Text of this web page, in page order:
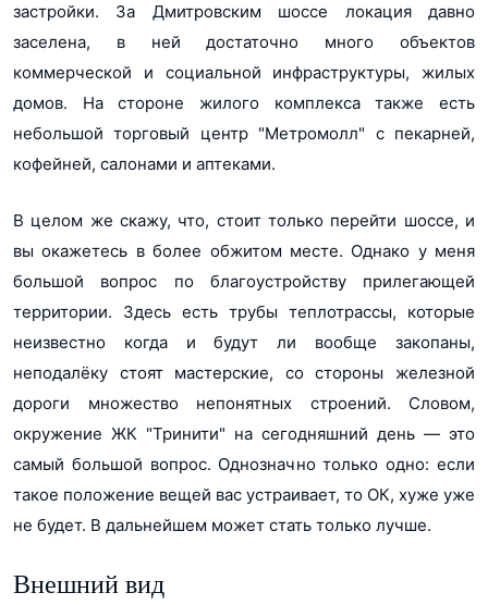
застройки. За Дмитровским шоссе локация давно
заселена, в ней достаточно много объектов
коммерческой и социальной инфраструктуры, жилых
домов. На стороне жилого комплекса также есть
небольшой торговый центр "Метромолл" с пекарней,
кофейней, салонами и аптеками.
В целом же скажу, что, стоит только перейти шоссе, и
вы окажетесь в более обжитом месте. Однако у меня
большой вопрос по благоустройству прилегающей
территории. Здесь есть трубы теплотрассы, которые
неизвестно когда и будут ли вообще закопаны,
неподалёку стоят мастерские, со стороны железной
дороги множество непонятных строений. Словом,
окружение ЖК "Тринити" на сегодняшний день ― это
самый большой вопрос. Однозначно только одно: если
такое положение вещей вас устраивает, то ОК, хуже уже
не будет. В дальнейшем может стать только лучше.
Внешний вид